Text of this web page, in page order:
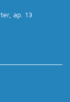
ap. 13